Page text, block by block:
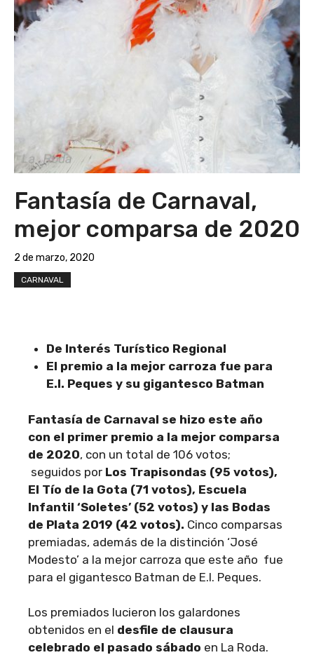
Fantasía de Carnaval,
mejor comparsa de 2020
2 de marzo, 2020
CARNAVAL
De Interés Turístico Regional
El premio a la mejor carroza fue para
E.I. Peques y su gigantesco Batman
Fantasía de Carnaval se hizo este año
con el primer premio a la mejor comparsa
de 2020, con un total de 106 votos;
seguidos por Los Trapisondas (95 votos),
El Tío de la Gota (71 votos), Escuela
Infantil ‘Soletes’ (52 votos) y las Bodas
de Plata 2019 (42 votos). Cinco comparsas
premiadas, además de la distinción ‘José
Modesto’ a la mejor carroza que este año fue
para el gigantesco Batman de E.I. Peques.
Los premiados lucieron los galardones
obtenidos en el desfile de clausura
celebrado el pasado sábado en La Roda.